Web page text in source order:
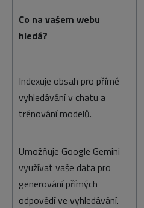
Co na vašem webu
hledá?
Indexuje obsah pro přímé
vyhledávání v chatu a
trénování modelů.
Umožňuje Google Gemini
využívat vaše data pro
generování přímých
odpovědí ve vyhledávání.